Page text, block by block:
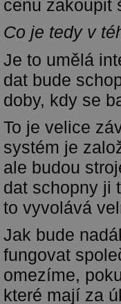
cenu zakoupit
Co je tedy v
Je to umělá
dat bude
doby, kdy se
To je velice
systém je
ale budou
dat schopny ji
to vyvolává
Jak bude
fungovat
omezíme,
které mají za